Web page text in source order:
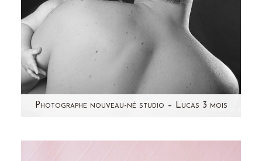
Photographe nouveau-né studio – Lucas 3 mois